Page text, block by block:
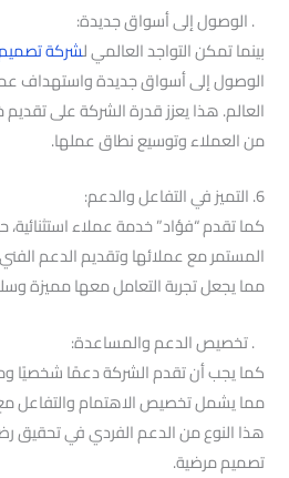
. الوصول إلى أسواق جديدة:
بينما تمكن التواجد العالمي لشركة تصميم
الوصول إلى أسواق جديدة واستهداف
العالم. هذا يعزز قدرة الشركة على
من العملاء وتوسيع نطاق عملها.
6. التميز في التفاعل والدعم:
كما تقدم “فؤاد” خدمة عملاء
المستمر مع عملائها وتقديم الدعم
مما يجعل تجربة التعامل معها مميزة
. تخصيص الدعم والمساعدة:
كما يجب أن تقدم الشركة دعمًا شخصيًا
مما يشمل تخصيص الاهتمام والتفاعل
هذا النوع من الدعم الفردي في تحقيق
تصميم مرضية.